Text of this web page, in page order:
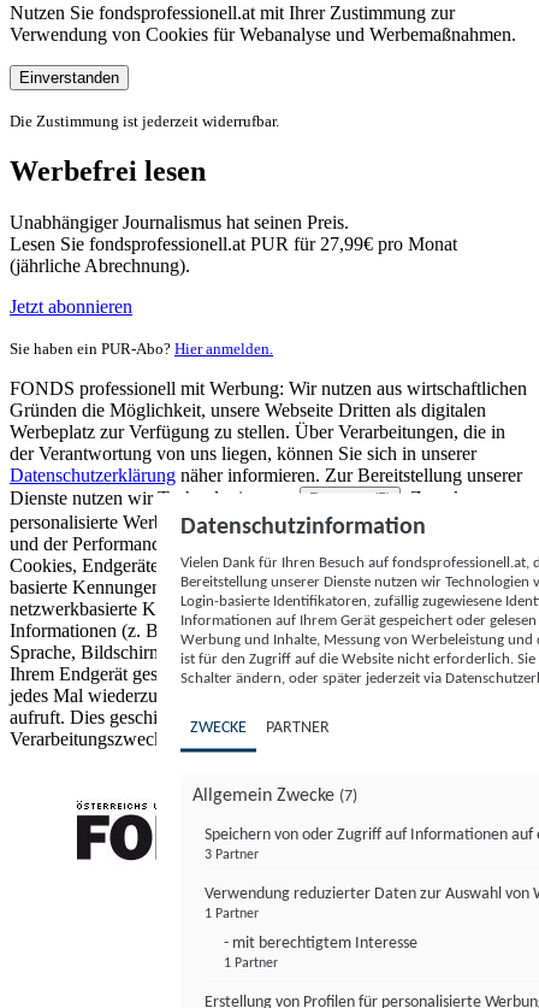
Nutzen Sie fondsprofessionell.at mit Ihrer Zustimmung zur
Verwendung von Cookies für Webanalyse und Werbemaßnahmen.
Einverstanden
Die Zustimmung ist jederzeit widerrufbar.
Werbefrei lesen
Unabhängiger Journalismus hat seinen Preis.
Lesen Sie fondsprofessionell.at PUR für 27,99€ pro Monat
(jährliche Abrechnung).
Jetzt abonnieren
Sie haben ein PUR-Abo? Hier anmelden.
FONDS professionell mit Werbung: Wir nutzen aus wirtschaftlichen
Gründen die Möglichkeit, unsere Webseite Dritten als digitalen
Werbeplatz zur Verfügung zu stellen. Über Verarbeitungen, die in
der Verantwortung von uns liegen, können Sie sich in unserer
Datenschutzerklärung näher informieren. Zur Bereitstellung unserer
Dienste nutzen wir Technologien von
Partnern (5)
. Zwecke:
personalisierte Werbung und Inhalte, Messung von Werbeleistung
und der Performance von Inhalten sowie Zielgruppenforschung.
Cookies, Endgeräte- oder ähnliche Online-Kennungen (z. B. login-
basierte Kennungen, zufällig generierte Kennungen,
netzwerkbasierte Kennungen) können zusammen mit anderen
Informationen (z. B. Browsertyp und Browserinformationen,
Sprache, Bildschirmgröße, unterstützte Technologien usw.) auf
Ihrem Endgerät gespeichert oder von dort ausgelesen werden, um es
jedes Mal wiederzuerkennen, wenn es eine App oder einer Webseite
aufruft. Dies geschieht für einen oder mehrere der hier aufgeführten
Verarbeitungszwecke.
Datenschutzinformation
Vielen Dank für Ihren Besuch auf
Bereitstellung unserer Dienste nutzen wir Technologien
Login-basierte Identifikatoren, zufällig zugewiesene
Informationen auf Ihrem Gerät gespeichert oder
Werbung und Inhalte, Messung von Werbeleistung
ist für den Zugriff auf die Website nicht erforderlich.
Schalter ändern, oder später jederzeit via
ZWECKE PARTNER
Allgemein Zwecke (7)
Speichern von oder Zugriff auf Informationen auf
3 Partner
Verwendung reduzierter Daten zur Auswahl von
1 Partner
- mit berechtigtem Interesse
1 Partner
Erstellung von Profilen für personalisierte
FONDS professionell